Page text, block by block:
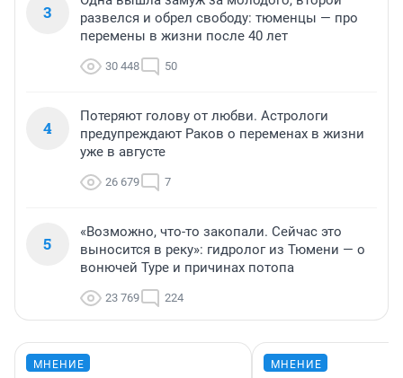
3
развелся и обрел свободу: тюменцы — про
перемены в жизни после 40 лет
30 448 50
4
Потеряют голову от любви. Астрологи
предупреждают Раков о переменах в жизни
уже в августе
26 679 7
5
«Возможно, что-то закопали. Сейчас это
выносится в реку»: гидролог из Тюмени — о
вонючей Туре и причинах потопа
23 769 224
МНЕНИЕ МНЕНИЕ